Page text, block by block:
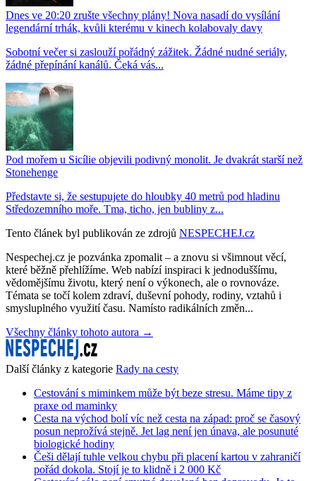
Dnes ve 20:20 zrušte všechny plány! Nova nasadí do vysílání
legendární trhák, kvůli kterému v kinech kolabovaly davy
Sobotní večer si zaslouží pořádný zážitek. Žádné nudné seriály,
žádné přepínání kanálů. Čeká vás...
Pod mořem u Sicílie objevili podivný monolit. Je dvakrát starší než
Stonehenge
Představte si, že sestupujete do hloubky 40 metrů pod hladinu
Středozemního moře. Tma, ticho, jen bubliny z...
Tento článek byl publikován ze zdrojů NESPECHEJ.cz
Nespechej.cz je pozvánka zpomalit – a znovu si všimnout věcí,
které běžně přehlížíme. Web nabízí inspiraci k jednoduššímu,
vědomějšímu životu, který není o výkonech, ale o rovnováze.
Témata se točí kolem zdraví, duševní pohody, rodiny, vztahů i
smysluplného využití času. Namísto radikálních změn...
Všechny články tohoto autora →
Další články z kategorie Rady na cesty
Cestování s miminkem může být beze stresu. Máme tipy z
praxe od maminky
Cesta na východ bolí víc než cesta na západ: proč se časový
posun neprožívá stejně. Jet lag není jen únava, ale posunuté
biologické hodiny
Češi dělají tuhle velkou chybu při placení kartou v zahraničí
pořád dokola. Stojí je to klidně i 2 000 Kč